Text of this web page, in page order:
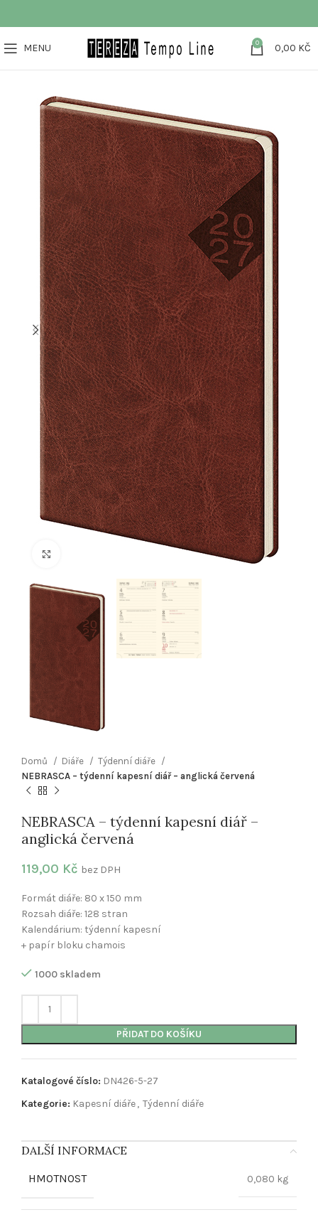
MENU 0 0,00 KČ
Domů Diáře
Týdenní diáře
NEBRASCA – týdenní kapesní diář – anglická červená
NEBRASCA – týdenní kapesní diář –
anglická červená
119,00 Kč bez DPH
Formát diáře: 80 x 150 mm
Rozsah diáře: 128 stran
Kalendárium: týdenní kapesní
+ papír bloku chamois
1000 skladem
PŘIDAT DO KOŠÍKU
Katalogové číslo: DN426-5-27
Kategorie: Kapesní diáře, Týdenní diáře
DALŠÍ INFORMACE
HMOTNOST 0,080 kg